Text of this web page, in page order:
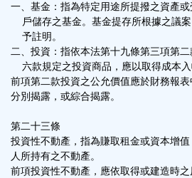
一、基金：指為特定用途所提撥之資產
戶儲存之基金。基金提存所根據之議
予註明。
二、投資：指依本法第十九條第三項第
六款規定之投資商品，應以取得成本入
前項第二款投資之公允價值應於財務報
分別揭露，或綜合揭露。
第二十三條
投資性不動產，指為賺取租金或資本增
人所持有之不動產。
前項投資性不動產，應依取得或建造時